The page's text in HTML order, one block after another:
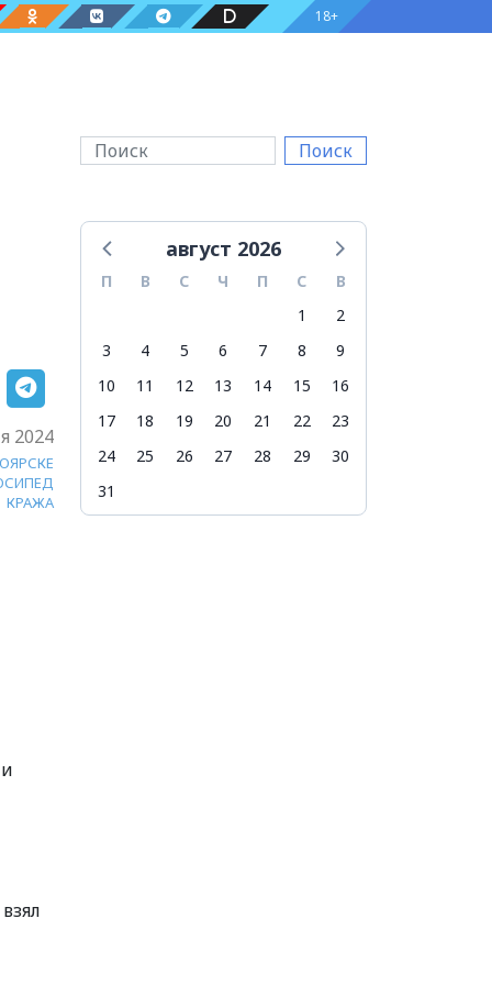
18+
Поиск
2024
КРАЖА
август 2026
П В С Ч П С
В
1
2
3
4 5 6 7 8
9
10
11 12 13 14 15
16
17
18 19 20 21 22
23
24
25 26 27 28 29
30
31